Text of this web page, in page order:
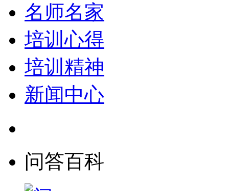
名师名家
培训心得
培训精神
新闻中心
问答百科